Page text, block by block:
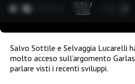
0:26 /
3:35
Salvo Sottile e Selvaggia Lucarelli
molto acceso sull’argomento
parlare visti i recenti sviluppi.